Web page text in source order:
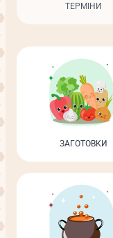
ТЕРМІНИ
ЗАГОТОВКИ